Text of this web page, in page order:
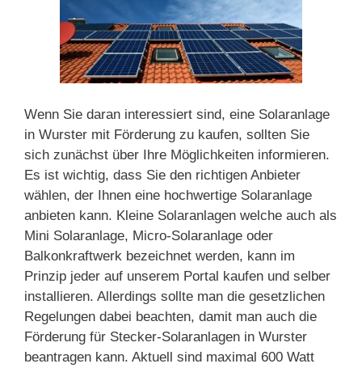
Wenn Sie daran interessiert sind, eine Solaranlage
in Wurster mit Förderung zu kaufen, sollten Sie
sich zunächst über Ihre Möglichkeiten informieren.
Es ist wichtig, dass Sie den richtigen Anbieter
wählen, der Ihnen eine hochwertige Solaranlage
anbieten kann. Kleine Solaranlagen welche auch als
Mini Solaranlage, Micro-Solaranlage oder
Balkonkraftwerk bezeichnet werden, kann im
Prinzip jeder auf unserem Portal kaufen und selber
installieren. Allerdings sollte man die gesetzlichen
Regelungen dabei beachten, damit man auch die
Förderung für Stecker-Solaranlagen in Wurster
beantragen kann. Aktuell sind maximal 600 Watt